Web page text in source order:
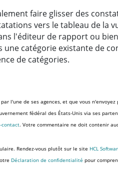
faire glisser des
vers le tableau de la
l'éditeur de rapport ou
une catégorie existante de
de catégories.
l'une de ses agences, et que vous n'envoyez
fédéral des États-Unis via ses
contact. Votre commentaire ne doit contenir
Rendez-vous plutôt sur le site HCL
Déclaration de confidentialité pour